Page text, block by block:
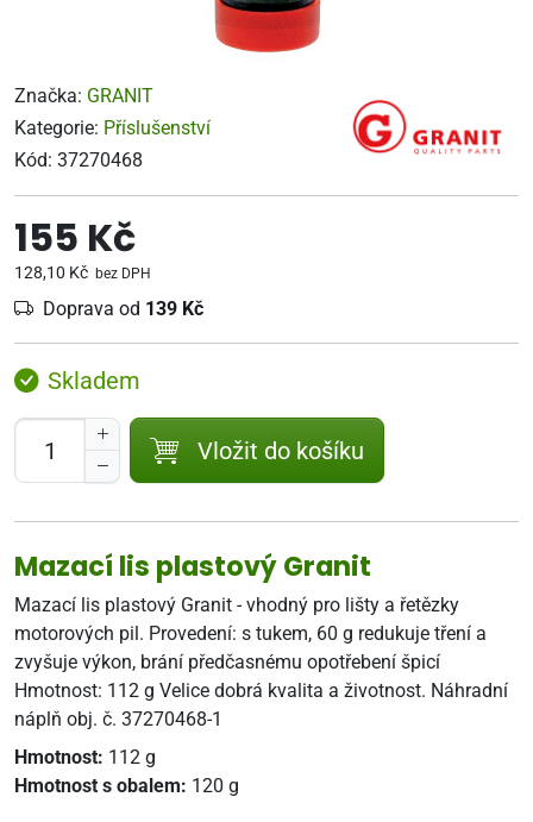
Značka: GRANIT
Kategorie: Příslušenství
Kód: 37270468
155 Kč
128,10 Kč bez DPH
Doprava od 139 Kč
Skladem
Vložit do košíku
Mazací lis plastový Granit
Mazací lis plastový Granit - vhodný pro lišty a řetězky
motorových pil. Provedení: s tukem, 60 g redukuje tření a
zvyšuje výkon, brání předčasnému opotřebení špicí
Hmotnost: 112 g Velice dobrá kvalita a životnost. Náhradní
náplň obj. č. 37270468-1
Hmotnost: 112 g
Hmotnost s obalem: 120 g